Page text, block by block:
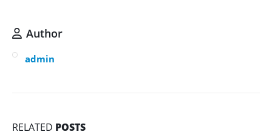
Author
admin
RELATED POSTS